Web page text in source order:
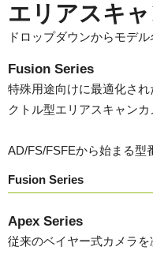
エリアスキ
ドロップダウンからモデ
Fusion Series
特殊用途向けに最適化さ
クトル型エリアスキャンカ
AD/FS/FSFEから始まる型
Fusion Series
Apex Series
従来のベイヤー式カメラ